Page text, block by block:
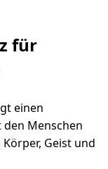
für
einen
Menschen
Geist und